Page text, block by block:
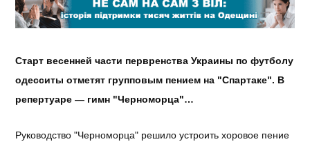
Старт весенней части первренства Украины по футболу
одесситы отметят групповым пением на "Спартаке". В
репертуаре — гимн "Черноморца"…
Руководство "Черноморца" решило устроить хоровое пение